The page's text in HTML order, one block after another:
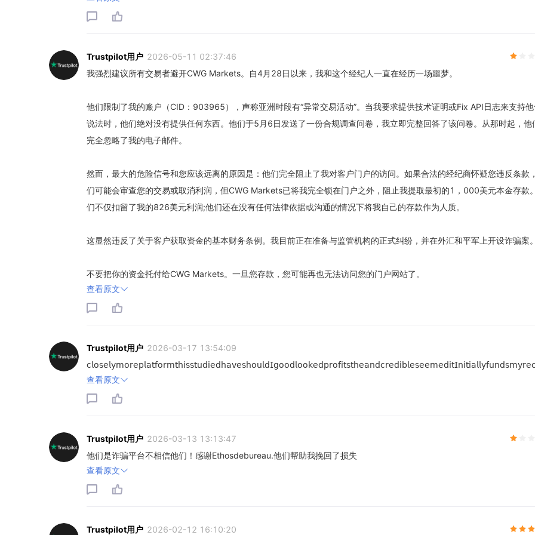
Trustpilot用户 2026-05-11 02:37:46
我强烈建议所有交易者避开CWG Markets。自4月28日以来，我和这个经纪人一直在经历一场噩梦。
他们限制了我的账户（CID：903965），声称亚洲时段有“异常交易活动”。当我要求提供技术证明或Fix API日志来支持
说法时，他们绝对没有提供任何东西。他们于5月6日发送了一份合规调查问卷，我立即完整回答了该问卷。从那时起，他
完全忽略了我的电子邮件。
然而，最大的危险信号和您应该远离的原因是：他们完全阻止了我对客户门户的访问。如果合法的经纪商怀疑您违反条款
们可能会审查您的交易或取消利润，但CWG Markets已将我完全锁在门户之外，阻止我提取最初的1，000美元本金存款
们不仅扣留了我的826美元利润;他们还在没有任何法律依据或沟通的情况下将我自己的存款作为人质。
这显然违反了关于客户获取资金的基本财务条例。我目前正在准备与监管机构的正式纠纷，并在外汇和平军上开设诈骗案。
不要把你的资金托付给CWG Markets。一旦您存款，您可能再也无法访问您的门户网站了。
查看原文
Trustpilot用户 2026-03-17 13:54:09
查看原文
Trustpilot用户 2026-03-13 13:13:47
他们是诈骗平台不相信他们！感谢Ethosdebureau.他们帮助我挽回了损失
查看原文
Trustpilot用户 2026-02-12 16:10:20